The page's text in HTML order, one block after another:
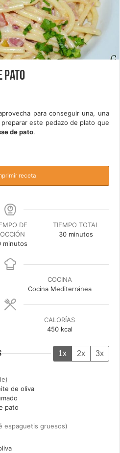
pato
para conseguir una, una
este pedazo de plato que
de pato.
receta
DE
minutos
minutos
TIEMPO TOTAL
30minutos
minutos
COCINA
Cocina Mediterránea
CALORÍAS
450 kcal
1x 2x 3x
de oliva
pato
espaguetis gruesos)